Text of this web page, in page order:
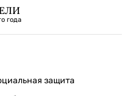
года
защита